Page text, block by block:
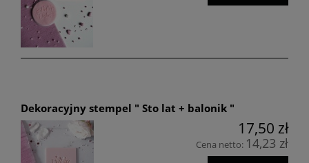
Dekoracyjny stempel " Sto lat + balonik "
17,50 zł
Cena netto: 14,23 zł